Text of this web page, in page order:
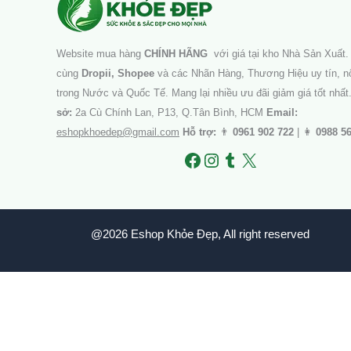
Website mua hàng CHÍNH HÃNG với giá tại kho Nhà Sản
cùng Dropii, Shopee và các Nhãn Hàng, Thương Hiệu uy tín,
trong Nước và Quốc Tế. Mang lại nhiều ưu đãi giảm giá tốt nhất.
sở: 2a Cù Chính Lan, P13, Q.Tân Bình, HCM Email:
eshopkhoedep@gmail.com Hỗ trợ: 👨 0961 902 722 | 👩 0988
@2026 Eshop Khỏe Đẹp, All right reserved